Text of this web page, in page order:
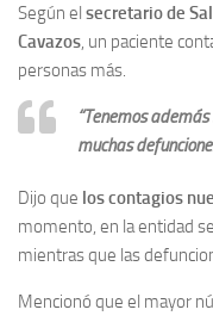
Según el secretario de
Cavazos, un paciente
personas más.
“Tenemos
muchas
Dijo que los contagios
momento, en la entidad
mientras que las
Mencionó que el mayor